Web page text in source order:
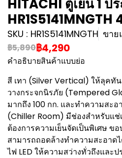
HITACHI ตู้เย็น 1 ป
HR1S5141MNGTH
SKU : HR1S5141MNGTH ขาย
฿5,890฿4,290
คำอธิบายสินค้าแบบย่อ
สี เทา (Silver Vertical) ให้ลุคทั
วางกระจกนิรภัย (Tempered
มากถึง 100 กก. และทำความสะอ
(Chiller Room) มีช่องสำหรับแช่
ต้องการความเย็นจัดเป็นพิเศษ ข
สามารถถอดล้างทำความสะอาด
ไฟ LED ให้ความสว่างทั่วถึงและ